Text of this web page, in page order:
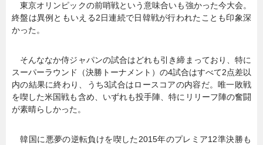
東京オリンピックの前哨戦という意味合いも強かった今大会。
終盤は異例ともいえる2日連続で日韓戦が行われたことも印象深
かった。
そんななか侍ジャパンの試合はどれも引き締まっており、特に
スーパーラウンド（決勝トーナメント）の4試合はすべて2点差以
内の結果に終わり、うち3試合はロースコアの内容だ。唯一敗戦
を喫した米国戦も含め、いずれも投手陣、特にリリーフ陣の奮闘
が素晴らしかった。
韓国に悪夢の逆転負けを喫した2015年のプレミア12準決勝も